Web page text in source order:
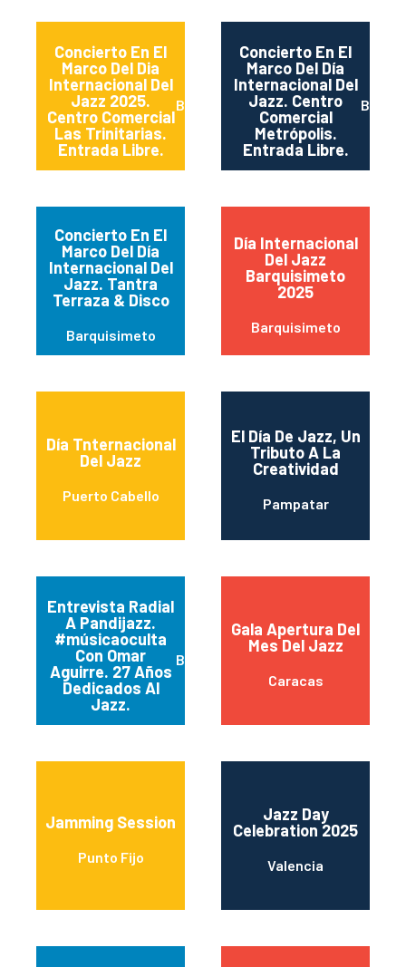
Concierto En El
Marco Del Dia
Internacional Del
Jazz 2025.
Centro Comercial
Las Trinitarias.
Entrada Libre.
Barquisimeto
Concierto En El
Marco Del Día
Internacional Del
Jazz. Centro
Comercial
Metrópolis.
Entrada Libre.
Concierto En El
Marco Del Día
Internacional Del
Jazz. Tantra
Terraza & Disco
Barquisimeto
Día Internacional
Del Jazz
Barquisimeto
2025
Barquisimeto
Día Tnternacional
Del Jazz
Puerto Cabello
El Día De Jazz, Un
Tributo A La
Creatividad
Pampatar
Entrevista Radial
A Pandijazz.
#músicaoculta
Con Omar
Aguirre. 27 Años
Dedicados Al
Jazz.
Barquisimeto
Gala Apertura Del
Mes Del Jazz
Caracas
Jamming Session
Punto Fijo
Jazz Day
Celebration 2025
Valencia